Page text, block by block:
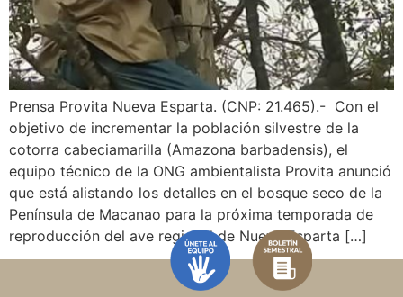
Prensa Provita Nueva Esparta. (CNP: 21.465).- Con el
objetivo de incrementar la población silvestre de la
cotorra cabeciamarilla (Amazona barbadensis), el
equipo técnico de la ONG ambientalista Provita anunció
que está alistando los detalles en el bosque seco de la
Península de Macanao para la próxima temporada de
reproducción del ave regional de Nueva Esparta […]